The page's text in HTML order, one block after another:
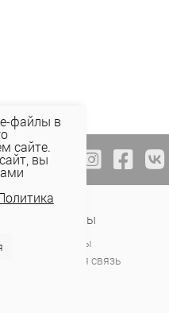
Контакты
Магазины
Обратная связь
файлы в
сайте.
вы